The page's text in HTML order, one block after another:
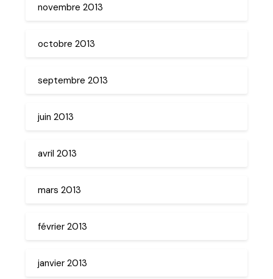
novembre 2013
octobre 2013
septembre 2013
juin 2013
avril 2013
mars 2013
février 2013
janvier 2013